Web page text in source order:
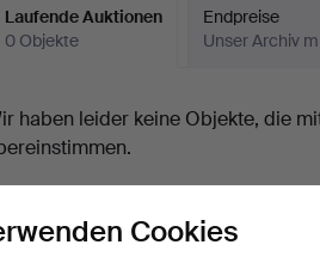
Laufende Auktionen
0 Objekte
Endpreise
Unser Archiv
haben leider keine Objekte, die
zu erhalten, sobald dieses Objekt
Cookies